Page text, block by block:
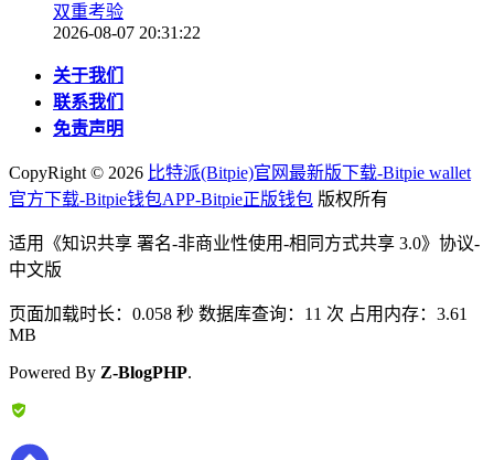
双重考验
2026-08-07 20:31:22
关于我们
联系我们
免责声明
CopyRight © 2026 比特派(Bitpie)官网最新版下载-Bitpie wallet
官方下载-Bitpie钱包APP-Bitpie正版钱包 版权所有
适用《知识共享 署名-非商业性使用-相同方式共享 3.0》协议-
中文版
页面加载时长：0.058 秒 数据库查询：11 次 占用内存：3.61
MB
Powered By Z-BlogPHP.